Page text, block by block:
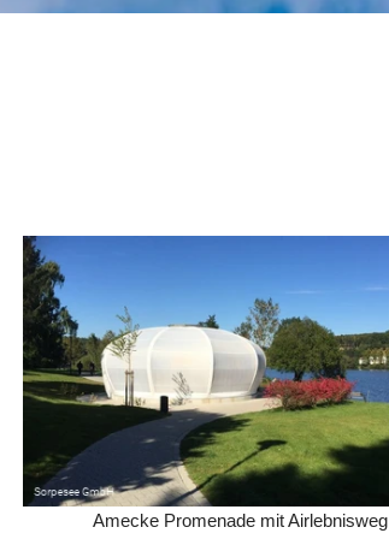
Amecke Promenade mit Airlebnisweg